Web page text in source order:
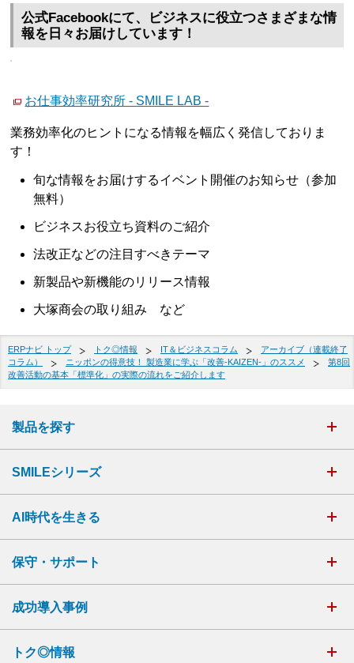
公式Facebookにて、ビジネスに役立つさまざまな情
報を日々お届けしています！
お仕事効率研究所 - SMILE LAB -
業務効率化のヒントになる情報を幅広く発信しておりま
す！
旬な情報をお届けするイベント開催のお知らせ（参加
無料）
ビジネスお役立ち資料のご紹介
法改正などの注目すべきテーマ
新製品や新機能のリリース情報
大塚商会の取り組み など
ERPナビ トップ トク◎情報 IT＆ビジネスコラム
アーカイブ（連載終了
コラム）
ニッポンの得意技！ 製造業に学ぶ「改善-KAIZEN-」のススメ
第8回
改善活動の基本「標準化」の実際の流れをご紹介します
製品を探す
SMILEシリーズ
AI時代を生きる
保守・サポート
成功導入事例
トク◎情報